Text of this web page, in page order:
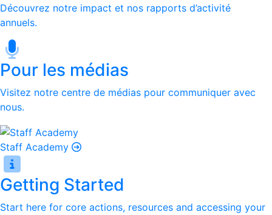
Découvrez notre impact et nos rapports d’activité
annuels.
Pour les médias
Visitez notre centre de médias pour communiquer avec
nous.
Staff Academy
Getting Started
Start here for core actions, resources and accessing your